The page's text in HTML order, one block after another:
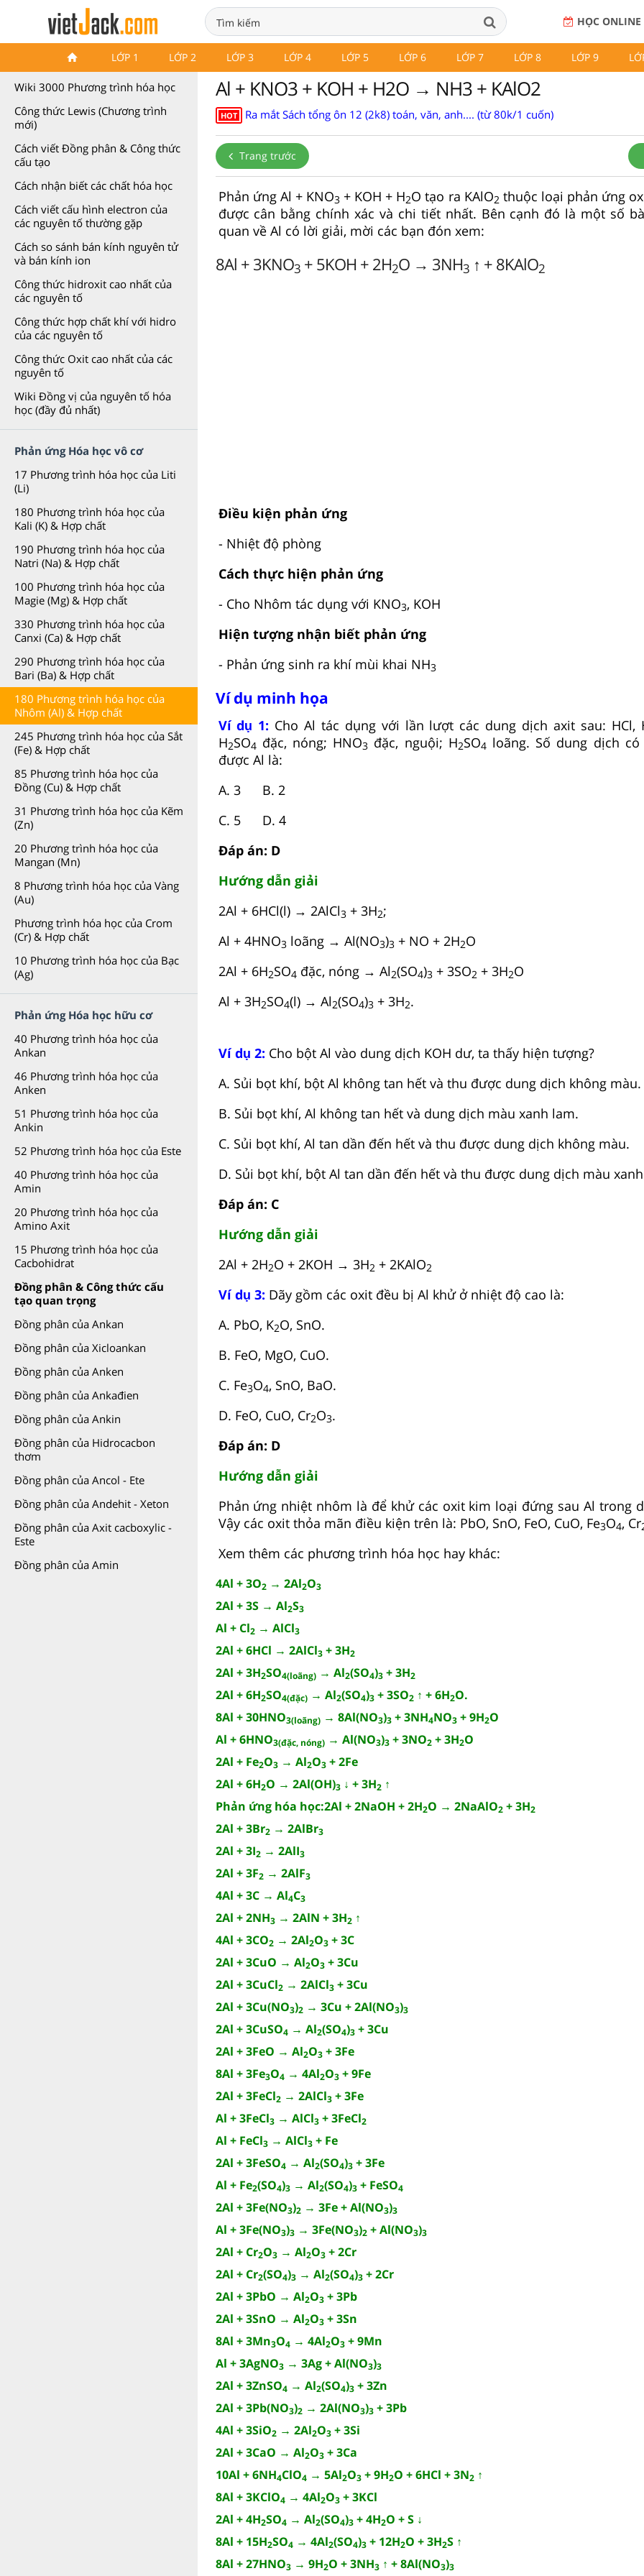
HỌC ONLINE
LỚP 1 LỚP 2 LỚP 3 LỚP 4 LỚP 5 LỚP 6 LỚP 7 LỚP 8 LỚP 9
Wiki 3000 Phương trình hóa
Wiki 3000 Phương trình hóa học
Công thức Lewis (Chương trình
mới)
Cách viết Đồng phân & Công thức
cấu tạo
Cách nhận biết các chất hóa học
Cách viết cấu hình electron của
các nguyên tố thường gặp
Cách so sánh bán kính nguyên tử
và bán kính ion
Công thức hidroxit cao nhất của
các nguyên tố
Công thức hợp chất khí với hidro
của các nguyên tố
Công thức Oxit cao nhất của các
nguyên tố
Wiki Đồng vị của nguyên tố hóa
học (đầy đủ nhất)
Phản ứng Hóa học vô cơ
17 Phương trình hóa học của Liti
(Li)
180 Phương trình hóa học của
Kali (K) & Hợp chất
190 Phương trình hóa học của
Natri (Na) & Hợp chất
100 Phương trình hóa học của
Magie (Mg) & Hợp chất
330 Phương trình hóa học của
Canxi (Ca) & Hợp chất
290 Phương trình hóa học của
Bari (Ba) & Hợp chất
180 Phương trình hóa học của
Nhôm (Al) & Hợp chất
245 Phương trình hóa học của Sắt
(Fe) & Hợp chất
85 Phương trình hóa học của
Đồng (Cu) & Hợp chất
31 Phương trình hóa học của Kẽm
(Zn)
20 Phương trình hóa học của
Mangan (Mn)
8 Phương trình hóa học của Vàng
(Au)
Phương trình hóa học của Crom
(Cr) & Hợp chất
10 Phương trình hóa học của Bạc
(Ag)
Phản ứng Hóa học hữu cơ
40 Phương trình hóa học của
Ankan
46 Phương trình hóa học của
Anken
51 Phương trình hóa học của
Ankin
52 Phương trình hóa học của Este
40 Phương trình hóa học của
Amin
20 Phương trình hóa học của
Amino Axit
15 Phương trình hóa học của
Cacbohidrat
Đồng phân & Công thức cấu
tạo quan trọng
Đồng phân của Ankan
Đồng phân của Xicloankan
Đồng phân của Anken
Đồng phân của Ankađien
Đồng phân của Ankin
Đồng phân của Hidrocacbon
thơm
Đồng phân của Ancol - Ete
Đồng phân của Andehit - Xeton
Đồng phân của Axit cacboxylic -
Este
Đồng phân của Amin
Al + KNO3 + KOH + H2O → NH3 + KAlO2
HOT Ra mắt Sách tổng ôn 12 (2k8) toán, văn, anh.... (từ 80k/1 cuốn)
Trang trước
Phản ứng Al + KNO3 + KOH + H2O tạo ra KAlO2 thuộc loại phản ứng
được cân bằng chính xác và chi tiết nhất. Bên cạnh đó là một số
quan về Al có lời giải, mời các bạn đón xem:
8Al + 3KNO3 + 5KOH + 2H2O → 3NH3 ↑ + 8KAlO2
Điều kiện phản ứng
- Nhiệt độ phòng
Cách thực hiện phản ứng
- Cho Nhôm tác dụng với KNO3, KOH
Hiện tượng nhận biết phản ứng
- Phản ứng sinh ra khí mùi khai NH3
Ví dụ minh họa
Ví dụ 1: Cho Al tác dụng với lần lượt các dung dịch axit sau: HCl,
H2SO4 đặc, nóng; HNO3 đặc, nguội; H2SO4 loãng. Số dung dịch
được Al là:
A. 3 B. 2
C. 5 D. 4
Đáp án: D
Hướng dẫn giải
2Al + 6HCl(l) → 2AlCl3 + 3H2;
Al + 4HNO3 loãng → Al(NO3)3 + NO + 2H2O
2Al + 6H2SO4 đặc, nóng → Al2(SO4)3 + 3SO2 + 3H2O
Al + 3H2SO4(l) → Al2(SO4)3 + 3H2.
Ví dụ 2: Cho bột Al vào dung dịch KOH dư, ta thấy hiện tượng?
A. Sủi bọt khí, bột Al không tan hết và thu được dung dịch không màu.
B. Sủi bọt khí, Al không tan hết và dung dịch màu xanh lam.
C. Sủi bọt khí, Al tan dần đến hết và thu được dung dịch không màu.
D. Sủi bọt khí, bột Al tan dần đến hết và thu được dung dịch màu
Đáp án: C
Hướng dẫn giải
2Al + 2H2O + 2KOH → 3H2 + 2KAlO2
Ví dụ 3: Dãy gồm các oxit đều bị Al khử ở nhiệt độ cao là:
A. PbO, K2O, SnO.
B. FeO, MgO, CuO.
C. Fe3O4, SnO, BaO.
D. FeO, CuO, Cr2O3.
Đáp án: D
Hướng dẫn giải
Phản ứng nhiệt nhôm là để khử các oxit kim loại đứng sau Al trong
Vậy các oxit thỏa mãn điều kiện trên là: PbO, SnO, FeO, CuO, Fe3O4, Cr
Xem thêm các phương trình hóa học hay khác:
4Al + 3O2 → 2Al2O3
2Al + 3S → Al2S3
Al + Cl2 → AlCl3
2Al + 6HCl → 2AlCl3 + 3H2
2Al + 3H2SO4(loãng) → Al2(SO4)3 + 3H2
2Al + 6H2SO4(đặc) → Al2(SO4)3 + 3SO2 ↑ + 6H2O.
8Al + 30HNO3(loãng) → 8Al(NO3)3 + 3NH4NO3 + 9H2O
Al + 6HNO3(đặc, nóng) → Al(NO3)3 + 3NO2 + 3H2O
2Al + Fe2O3 → Al2O3 + 2Fe
2Al + 6H2O → 2Al(OH)3 ↓ + 3H2 ↑
Phản ứng hóa học:2Al + 2NaOH + 2H2O → 2NaAlO2 + 3H2
2Al + 3Br2 → 2AlBr3
2Al + 3I2 → 2AlI3
2Al + 3F2 → 2AlF3
4Al + 3C → Al4C3
2Al + 2NH3 → 2AlN + 3H2 ↑
4Al + 3CO2 → 2Al2O3 + 3C
2Al + 3CuO → Al2O3 + 3Cu
2Al + 3CuCl2 → 2AlCl3 + 3Cu
2Al + 3Cu(NO3)2 → 3Cu + 2Al(NO3)3
2Al + 3CuSO4 → Al2(SO4)3 + 3Cu
2Al + 3FeO → Al2O3 + 3Fe
8Al + 3Fe3O4 → 4Al2O3 + 9Fe
2Al + 3FeCl2 → 2AlCl3 + 3Fe
Al + 3FeCl3 → AlCl3 + 3FeCl2
Al + FeCl3 → AlCl3 + Fe
2Al + 3FeSO4 → Al2(SO4)3 + 3Fe
Al + Fe2(SO4)3 → Al2(SO4)3 + FeSO4
2Al + 3Fe(NO3)2 → 3Fe + Al(NO3)3
Al + 3Fe(NO3)3 → 3Fe(NO3)2 + Al(NO3)3
2Al + Cr2O3 → Al2O3 + 2Cr
2Al + Cr2(SO4)3 → Al2(SO4)3 + 2Cr
2Al + 3PbO → Al2O3 + 3Pb
2Al + 3SnO → Al2O3 + 3Sn
8Al + 3Mn3O4 → 4Al2O3 + 9Mn
Al + 3AgNO3 → 3Ag + Al(NO3)3
2Al + 3ZnSO4 → Al2(SO4)3 + 3Zn
2Al + 3Pb(NO3)2 → 2Al(NO3)3 + 3Pb
4Al + 3SiO2 → 2Al2O3 + 3Si
2Al + 3CaO → Al2O3 + 3Ca
10Al + 6NH4ClO4 → 5Al2O3 + 9H2O + 6HCl + 3N2 ↑
8Al + 3KClO4 → 4Al2O3 + 3KCl
2Al + 4H2SO4 → Al2(SO4)3 + 4H2O + S ↓
8Al + 15H2SO4 → 4Al2(SO4)3 + 12H2O + 3H2S ↑
8Al + 27HNO3 → 9H2O + 3NH3 ↑ + 8Al(NO3)3